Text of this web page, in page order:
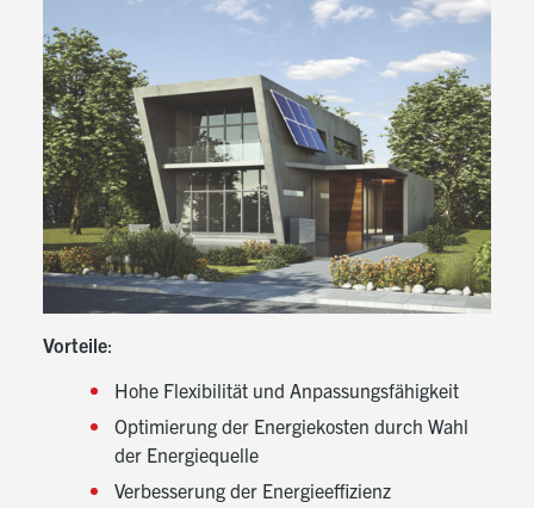
Vorteile:
Hohe Flexibilität und Anpassungsfähigkeit
Optimierung der Energiekosten durch Wahl
der Energiequelle
Verbesserung der Energieeffizienz